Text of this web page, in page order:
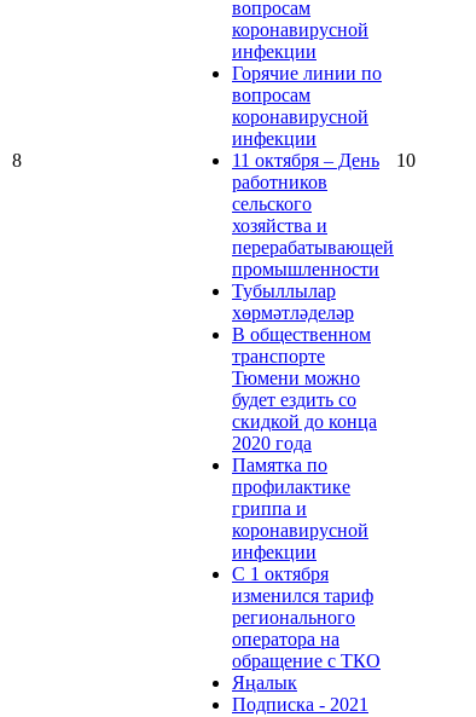
8
вопросам
коронавирусной
инфекции
Горячие линии по
вопросам
коронавирусной
инфекции
11 октября – День
работников
сельского
хозяйства и
перерабатывающей
промышленности
Тубыллылар
хөрмәтләделәр
В общественном
транспорте
Тюмени можно
будет ездить со
скидкой до конца
2020 года
Памятка по
профилактике
гриппа и
коронавирусной
инфекции
С 1 октября
изменился тариф
регионального
оператора на
обращение с ТКО
Яңалык
Подписка - 2021
10